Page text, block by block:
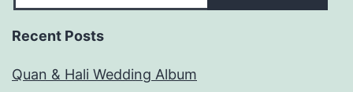
Recent Posts
Quan & Hali Wedding Album